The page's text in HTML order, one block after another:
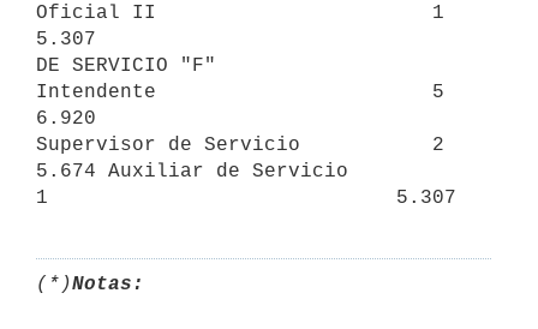
Oficial II                       1
5.307
DE SERVICIO "F"
Intendente                       5
6.920
Supervisor de Servicio           2
5.674 Auxiliar de Servicio
1                             5.307
(*)Notas: